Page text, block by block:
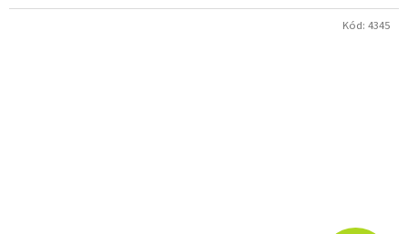
Kód: 4345